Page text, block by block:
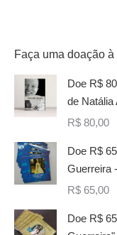
Faça uma doação
Doe R$
de Natália
R$ 80,00
Doe R$
Guerreira
R$ 65,00
Doe R$